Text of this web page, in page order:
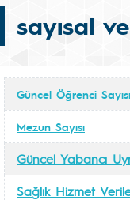
sayısal
Güncel Öğrenci Sayısı
Mezun Sayısı
Güncel Yabancı
Sağlık Hizmet